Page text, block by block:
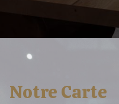
Notre Carte